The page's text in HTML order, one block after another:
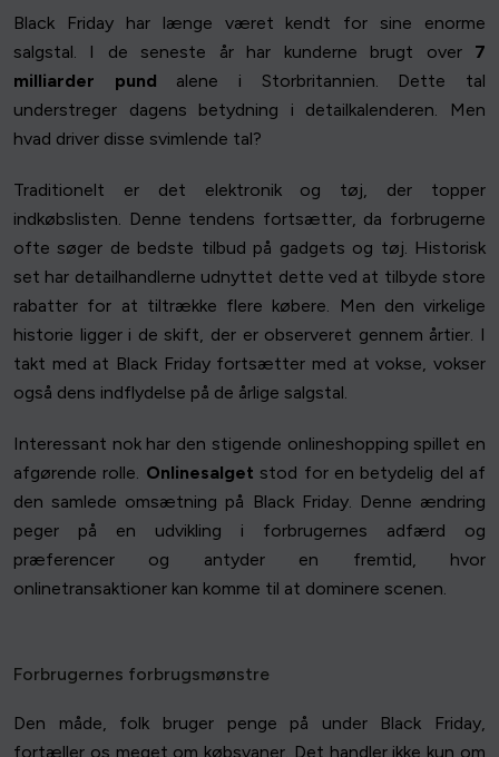
Black Friday har længe været kendt for sine enorme
salgstal. I de seneste år har kunderne brugt over 7
milliarder pund alene i Storbritannien. Dette tal
understreger dagens betydning i detailkalenderen. Men
hvad driver disse svimlende tal?
Traditionelt er det elektronik og tøj, der topper
indkøbslisten. Denne tendens fortsætter, da forbrugerne
ofte søger de bedste tilbud på gadgets og tøj. Historisk
set har detailhandlerne udnyttet dette ved at tilbyde store
rabatter for at tiltrække flere købere. Men den virkelige
historie ligger i de skift, der er observeret gennem årtier. I
takt med at Black Friday fortsætter med at vokse, vokser
også dens indflydelse på de årlige salgstal.
Interessant nok har den stigende onlineshopping spillet en
afgørende rolle. Onlinesalget stod for en betydelig del af
den samlede omsætning på Black Friday. Denne ændring
peger på en udvikling i forbrugernes adfærd og
præferencer og antyder en fremtid, hvor
onlinetransaktioner kan komme til at dominere scenen.
Forbrugernes forbrugsmønstre
Den måde, folk bruger penge på under Black Friday,
fortæller os meget om købsvaner. Det handler ikke kun om